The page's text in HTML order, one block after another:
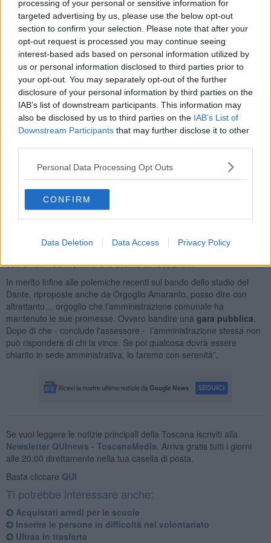
processing of your personal or sensitive information for
targeted advertising by us, please use the below opt-out
section to confirm your selection. Please note that after your
opt-out request is processed you may continue seeing
interest-based ads based on personal information utilized by
us or personal information disclosed to third parties prior to
your opt-out. You may separately opt-out of the further
disclosure of your personal information by third parties on the
IAB’s list of downstream participants. This information may
also be disclosed by us to third parties on the IAB’s List of
Downstream Participants that may further disclose it to other
Personal Data Processing Opt Outs
CONFIRM
Data Deletion Data Access Privacy Policy
L’importanza che questi campi tornino nella disponibilità, fin da
subito, del Comune e che non siano ricompresi nelpatrimonio del
fallitosu cui i creditori potrebbero rivalersi, è presto detta -
continua l'assessore - sono un patrimonio pubblico e devono
essere indirizzati, in una logica di continuità di servizio, a un
servizio pubblico. E tale servizio, l’amministrazione lo individua
proprio nel destinarli a realtà sportive aretine che lamentano la
carenza di spazi adeguati. In primis l’Arezzo Calcio
che si trova,
come noto, in una situazione di emergenza che pensiamo di
risolvere recuperando la disponibilità di questi impianti.
Stiamo anche elaborando un piano B grazie al quale
l’amministrazione potrebbe individuare la disponibilità per l’Arezzo
Calcio di un bene, attualmente non concesso ad alcuno, per la
durata della concessione dello stadio comunale finalizzato agli
legittimamente, è quello di avere coraggio: noi sia per la
concessione dello stadio sia per lo scioglimento della concessione
con Union Team Chimera lo stiamo dimostrando.
In merito infine alle polemiche recenti sul bando dello stadio del
Dante, riproposte anche da Orgoglio Amaranto, posso dire con
altrettanto… orgoglio che l’amministrazione comunale ha
mantenuto le sue promesse. Ovvero bandire una gara pubblica
Dopo di che - conclude l'assessore - l’amministrazione stessa non
può rispondere di chi la vince. Se poi qualcosa dovrà essere
chiarito in sede amministrativa, lo faremo con serenità”.
Se vuoi leggere le notizie principali della Toscana iscriviti alla
Newsletter QUInews - ToscanaMedia. Arriva gratis tutti i giorni
alle 20:00 direttamente nella tua casella di posta.
Basta cliccare QUI
Ti potrebbe interessare anche:
Acquistati arredi per le scuole
Inserire le persone in difficoltà nel volontariato
Ultras in trasferta